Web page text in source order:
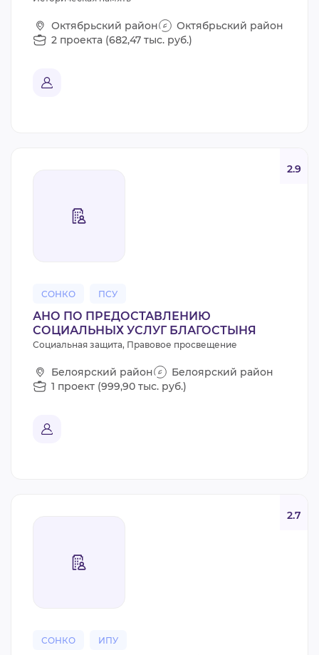
Октябрьский район
Октябрьский район
2 проекта (682,47 тыс. руб.)
СОНКО ПСУ
2.9
АНО ПО ПРЕДОСТАВЛЕНИЮ
СОЦИАЛЬНЫХ УСЛУГ БЛАГОСТЫНЯ
Социальная защита, Правовое просвещение
Белоярский район
Белоярский район
1 проект (999,90 тыс. руб.)
СОНКО ИПУ
2.7